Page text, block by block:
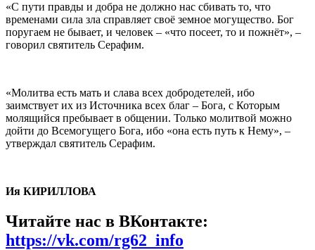
«С пути правды и добра не должно нас сбивать то, что
временами сила зла справляет своё земное могущество. Бог
поругаем не бывает, и человек – «что посеет, то и пожнёт», –
говорил святитель Серафим.
«Молитва есть мать и слава всех добродетелей, ибо
заимствует их из Источника всех благ – Бога, с Которым
молящийся пребывает в общении. Только молитвой можно
дойти до Всемогущего Бога, ибо «она есть путь к Нему», –
утверждал святитель Серафим.
Ия КИРИЛЛОВА
Читайте нас в ВКонтакте:
https://vk.com/rg62_info